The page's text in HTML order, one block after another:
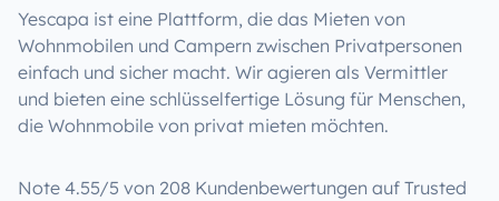
Yescapa ist eine Plattform, die das Mieten von
Wohnmobilen und Campern zwischen Privatpersonen
einfach und sicher macht. Wir agieren als Vermittler
und bieten eine schlüsselfertige Lösung für Menschen,
die Wohnmobile von privat mieten möchten.
Note 4.55/5 von 208 Kundenbewertungen auf Trusted